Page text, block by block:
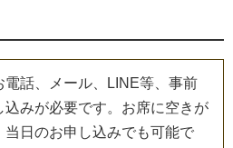
電話、メール、LINE等、事前
込みが必要です。お席に空きが
当日のお申し込みでも可能で